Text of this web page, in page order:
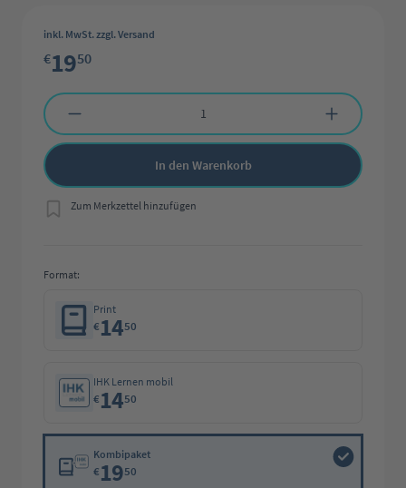
inkl. MwSt. zzgl. Versand
€1950
Produkt Anzahl: Gib den gewünschten Wert ein oder benutze die
In den Warenkorb
Zum Merkzettel hinzufügen
Format:
Print
€1450
IHK Lernen mobil
€1450
Kombipaket
€1950